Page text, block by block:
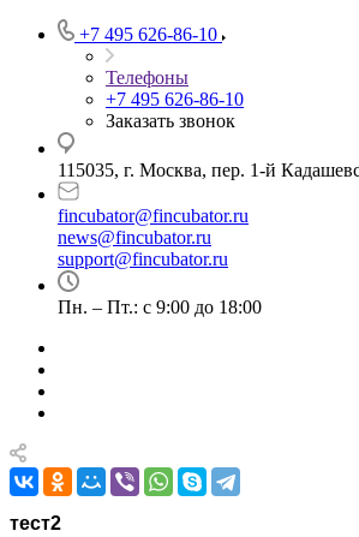
+7 495 626-86-10
Телефоны
+7 495 626-86-10
Заказать звонок
115035, г. Москва, пер. 1-й
fincubator@fincubator.ru
news@fincubator.ru
support@fincubator.ru
Пн. – Пт.: с 9:00 до 18:00
тест2